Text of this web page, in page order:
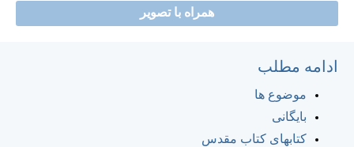
همراه با تصویر
ادامه مطلب
موضوع ها
بایگانی
کتابهای کتاب مقدس